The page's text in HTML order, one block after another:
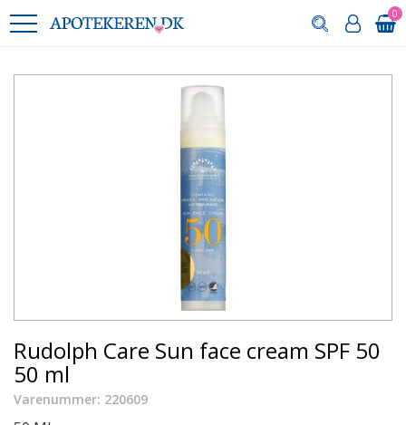
0
Rudolph Care Sun face cream SPF 50
50 ml
Varenummer: 220609